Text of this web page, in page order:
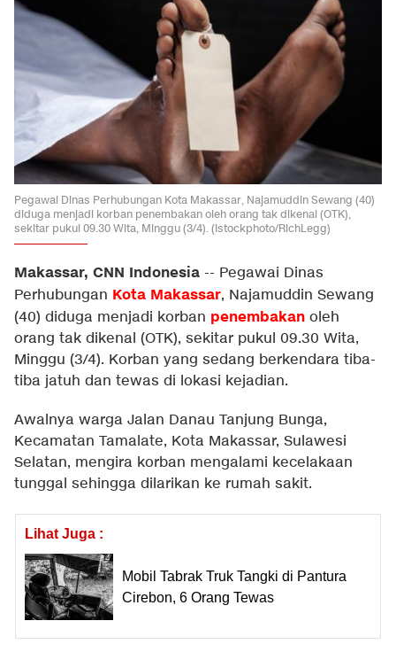
Pegawai Dinas Perhubungan Kota Makassar, Najamuddin Sewang (40)
diduga menjadi korban penembakan oleh orang tak dikenal (OTK),
sekitar pukul 09.30 Wita, Minggu (3/4). (Istockphoto/RichLegg)
Makassar, CNN Indonesia -- Pegawai Dinas
Perhubungan Kota Makassar, Najamuddin Sewang
(40) diduga menjadi korban penembakan oleh
orang tak dikenal (OTK), sekitar pukul 09.30 Wita,
Minggu (3/4). Korban yang sedang berkendara tiba-
tiba jatuh dan tewas di lokasi kejadian.
Awalnya warga Jalan Danau Tanjung Bunga,
Kecamatan Tamalate, Kota Makassar, Sulawesi
Selatan, mengira korban mengalami kecelakaan
tunggal sehingga dilarikan ke rumah sakit.
Lihat Juga :
Mobil Tabrak Truk Tangki di Pantura
Cirebon, 6 Orang Tewas